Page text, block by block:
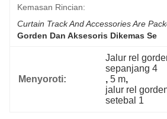
Kemasan Rincian:
Curtain Track And Accessories Are
Gorden Dan Aksesoris Dikemas Se
Menyoroti:
Jalur rel
sepanjang 4
, 5 m,
jalur rel
setebal 1